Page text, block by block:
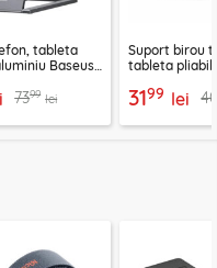
tableta
Baseus,
7399 lei
Suport birou
tableta pliabil
3199 lei